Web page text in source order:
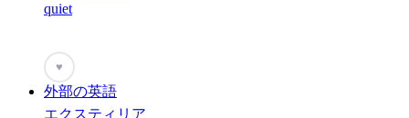
quiet
♥
外部の英語
エクスティリア